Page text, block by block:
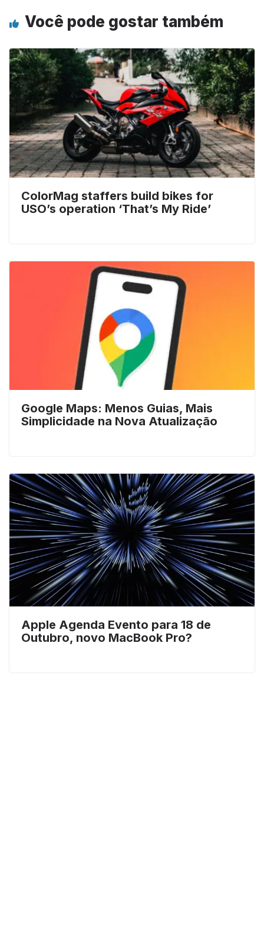
Você pode gostar também
ColorMag staffers build bikes for
USO’s operation ‘That’s My Ride’
Google Maps: Menos Guias, Mais
Simplicidade na Nova Atualização
Apple Agenda Evento para 18 de
Outubro, novo MacBook Pro?